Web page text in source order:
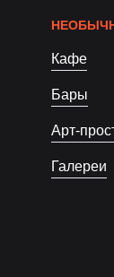
Кафе
Бары
Арт-
Галереи